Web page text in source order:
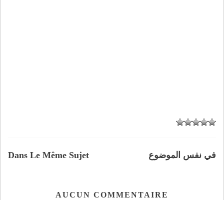
Dans Le Même Sujet في نفس الموضوع
AUCUN COMMENTAIRE